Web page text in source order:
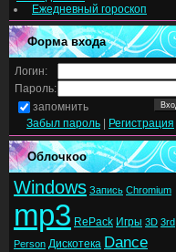
Ежедневный гороскоп
Форма входа
Логин:
Пароль:
запомнить
Забыл пароль
Регистрация
Облочкоо
Windows Запись Chromium
mp3 RePack Игры 3D 3rd
Person Дискотека Dance